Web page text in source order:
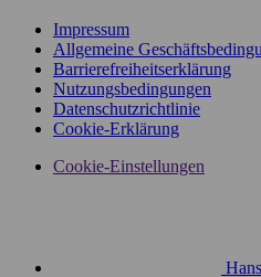
Impressum
Allgemeine
Barrierefreiheitserklärung
Nutzungsbedingungen
Datenschutzrichtlinie
Cookie-Erklärung
Cookie-Einstellungen